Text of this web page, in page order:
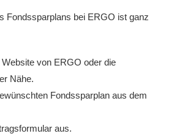
Fondssparplans bei ERGO ist ganz
von ERGO oder die
Nähe.
Fondssparplan aus dem
aus.